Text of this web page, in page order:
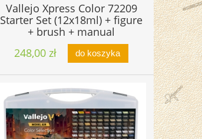
Vallejo Xpress Color 72209
Starter Set (12x18ml) + figure
+ brush + manual
248,00 zł
do koszyka